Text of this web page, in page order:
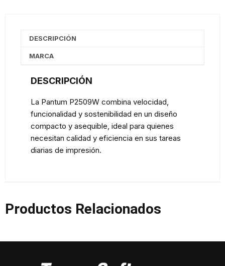
DESCRIPCIÓN
MARCA
DESCRIPCIÓN
La Pantum P2509W combina velocidad,
funcionalidad y sostenibilidad en un diseño
compacto y asequible, ideal para quienes
necesitan calidad y eficiencia en sus tareas
diarias de impresión.
Productos Relacionados